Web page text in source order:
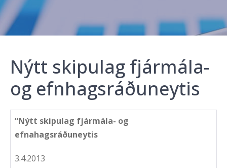
Nýtt skipulag fjármála-
og efnhagsráðuneytis
“Nýtt skipulag fjármála- og
efnahagsráðuneytis
3.4.2013